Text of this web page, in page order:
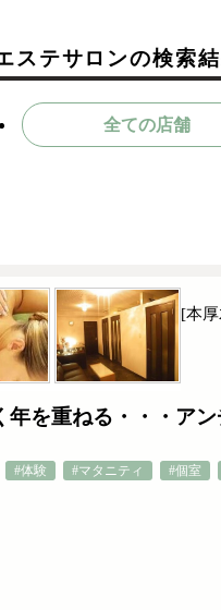
ステサロンの検索
全ての店舗
年を重ねる・・・ア
#体験 #マタニティ #個室
[本